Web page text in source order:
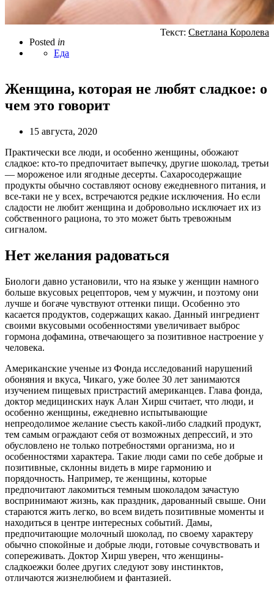
Posted in
Еда
Текст: Светлана Королева
Женщина, которая не любят сладкое: о
чем это говорит
15 августа, 2020
Практически все люди, и особенно женщины, обожают
сладкое: кто-то предпочитает выпечку, другие шоколад, третьи
— мороженое или ягодные десерты. Сахаросодержащие
продукты обычно составляют основу ежедневного питания, и
все-таки не у всех, встречаются редкие исключения. Но если
сладости не любит женщина и добровольно исключает их из
собственного рациона, то это может быть тревожным
сигналом.
Нет желания радоваться
Биологи давно установили, что на языке у женщин намного
больше вкусовых рецепторов, чем у мужчин, и поэтому они
лучше и богаче чувствуют оттенки пищи. Особенно это
касается продуктов, содержащих какао. Данный ингредиент
своими вкусовыми особенностями увеличивает выброс
гормона дофамина, отвечающего за позитивное настроение у
человека.
Американские ученые из Фонда исследований нарушений
обоняния и вкуса, Чикаго, уже более 30 лет занимаются
изучением пищевых пристрастий американцев. Глава фонда,
доктор медицинских наук Алан Хирш считает, что люди, и
особенно женщины, ежедневно испытывающие
непреодолимое желание съесть какой-либо сладкий продукт,
тем самым ограждают себя от возможных депрессий, и это
обусловлено не только потребностями организма, но и
особенностями характера. Такие люди сами по себе добрые и
позитивные, склонны видеть в мире гармонию и
порядочность. Например, те женщины, которые
предпочитают лакомиться темным шоколадом зачастую
воспринимают жизнь, как праздник, дарованный свыше. Они
стараются жить легко, во всем видеть позитивные моменты и
находиться в центре интересных событий. Дамы,
предпочитающие молочный шоколад, по своему характеру
обычно спокойные и добрые люди, готовые сочувствовать и
сопереживать. Доктор Хирш уверен, что женщины-
сладкоежки более других следуют зову инстинктов,
отличаются жизнелюбием и фантазией.